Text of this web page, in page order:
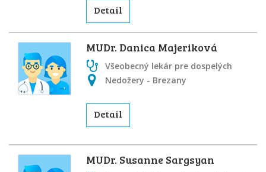
Detail
MUDr. Danica Majeriková
Všeobecný lekár pre dospelých
Nedožery - Brezany
Detail
MUDr. Susanne Sargsyan